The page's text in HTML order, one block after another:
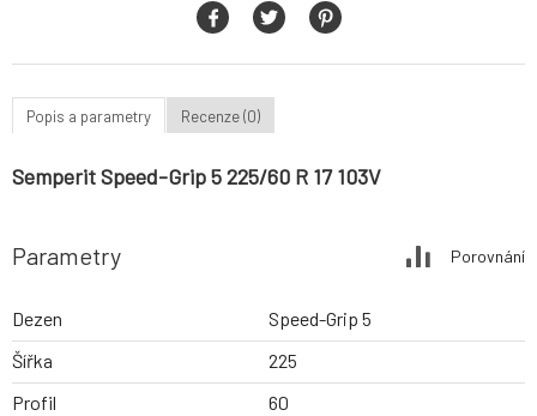
Popis a parametry Recenze (0)
Semperit Speed-Grip 5 225/60 R 17 103V
Parametry Porovnání
Dezen
Speed-Grip 5
Šířka
225
Profil
60